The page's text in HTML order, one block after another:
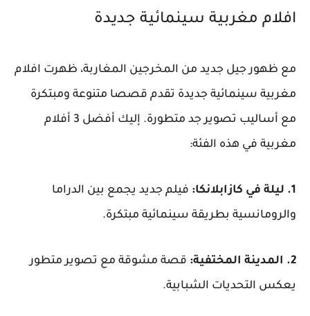
افلام مغربية سينمائية جديدة
مع ظهور جيل جديد من المخرجين المغاربة، ظهرت افلام
مغربية سينمائية جديدة تقدم قصصا متنوعة ومبتكرة
مع أساليب تصوير جد متطورة. إليك أفضل 3 أفلام
مغربية في هذه الفئة:
1. ليلة في كازابلانكا:
فيلم جديد يجمع بين الدراما
والرومانسية بطريقة سينمائية مبتكرة.
2. المدينة المختفية:
قصة مشوقة مع تصوير متطور
يعكس التحديات الشبابية.